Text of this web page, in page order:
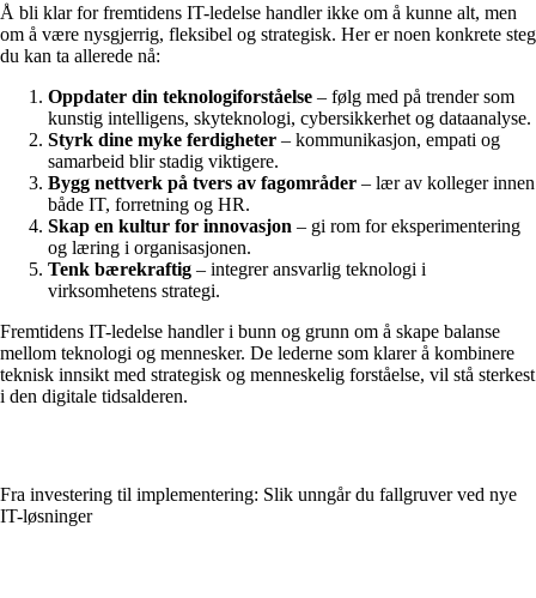
Å bli klar for fremtidens IT-ledelse handler ikke om å kunne alt, men
om å være nysgjerrig, fleksibel og strategisk. Her er noen konkrete steg
du kan ta allerede nå:
Oppdater din teknologiforståelse – følg med på trender som
kunstig intelligens, skyteknologi, cybersikkerhet og dataanalyse.
Styrk dine myke ferdigheter – kommunikasjon, empati og
samarbeid blir stadig viktigere.
Bygg nettverk på tvers av fagområder – lær av kolleger innen
både IT, forretning og HR.
Skap en kultur for innovasjon – gi rom for eksperimentering
og læring i organisasjonen.
Tenk bærekraftig – integrer ansvarlig teknologi i
virksomhetens strategi.
Fremtidens IT-ledelse handler i bunn og grunn om å skape balanse
mellom teknologi og mennesker. De lederne som klarer å kombinere
teknisk innsikt med strategisk og menneskelig forståelse, vil stå sterkest
i den digitale tidsalderen.
Fra investering til implementering: Slik unngår du fallgruver ved nye
IT-løsninger